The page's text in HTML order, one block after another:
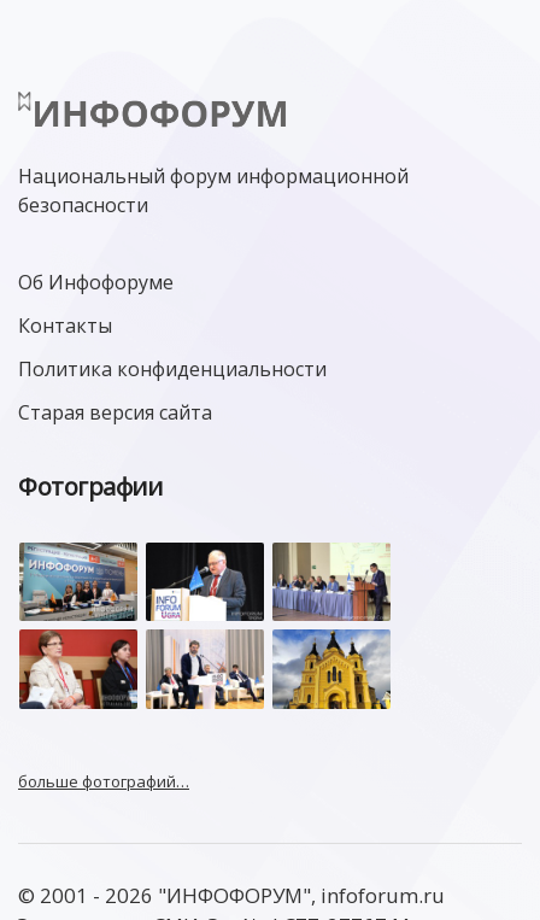
МИНЦИФРЫ РОССИИ NGFW
Национальный форум информационной
безопасности
Об Инфофоруме
Контакты
Политика конфиденциальности
Старая версия сайта
Фотографии
больше фотографий…
© 2001 - 2026 "ИНФОФОРУМ", infoforum.ru